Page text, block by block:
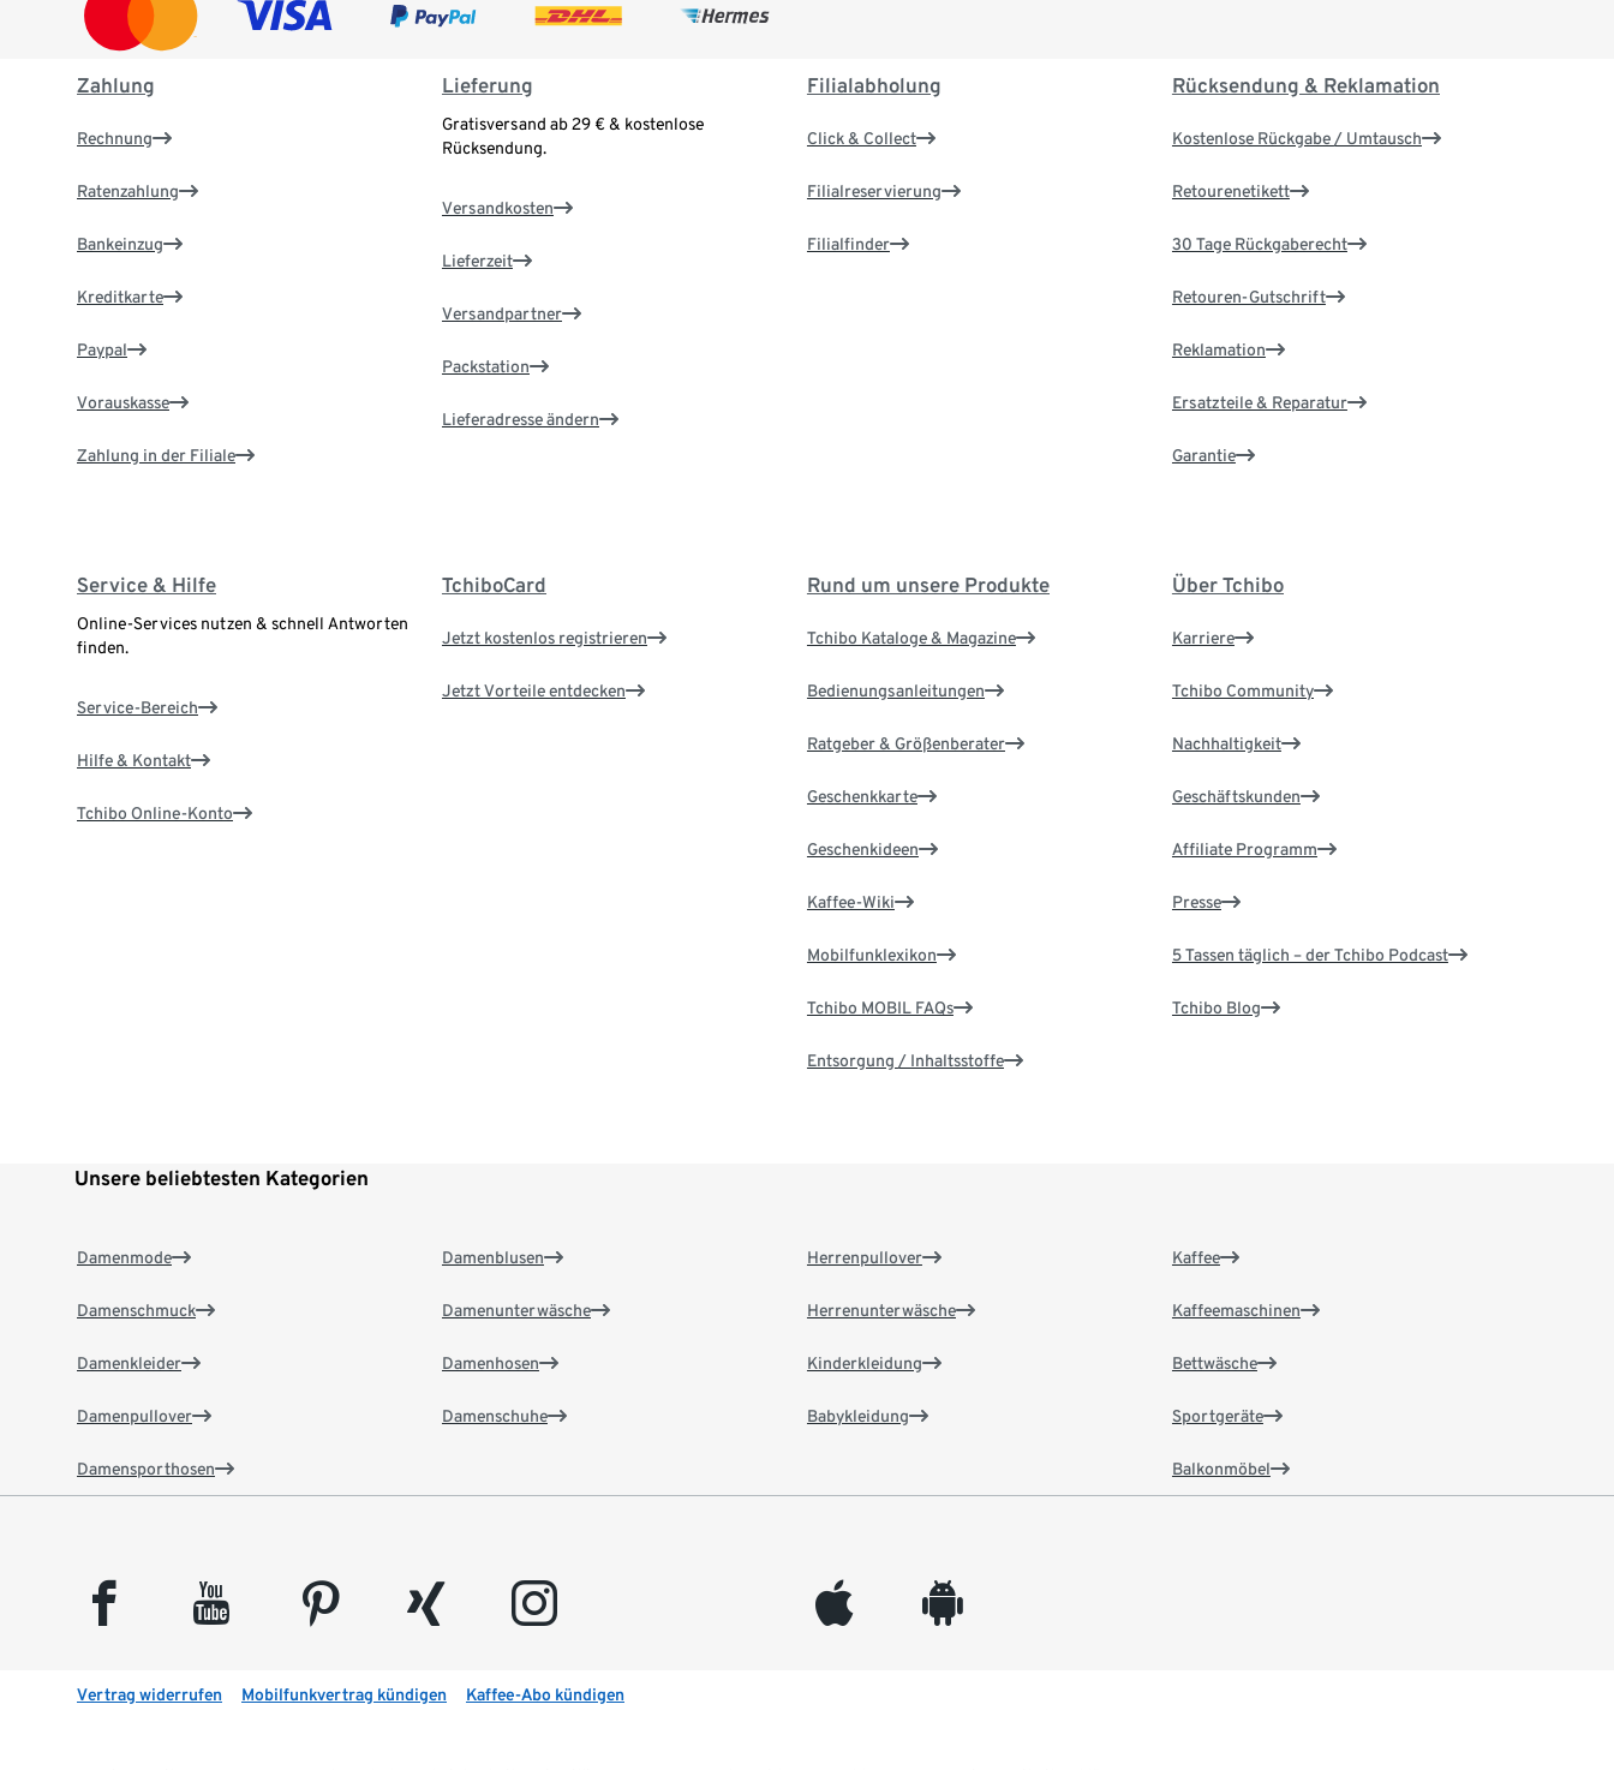
Zahlung
Rechnung
Ratenzahlung
Bankeinzug
Kreditkarte
Paypal
Vorauskasse
Zahlung in der Filiale
Lieferung
Gratisversand ab 29 € & kostenlose
Rücksendung.
Versandkosten
Lieferzeit
Versandpartner
Packstation
Lieferadresse ändern
Filialabholung
Click & Collect
Filialreservierung
Filialfinder
Rücksendung & Reklamation
Kostenlose Rückgabe / Umtausch
Retourenetikett
30 Tage Rückgaberecht
Retouren-Gutschrift
Reklamation
Ersatzteile & Reparatur
Garantie
Service & Hilfe
Online-Services nutzen & schnell Antworten
finden.
Service-Bereich
Hilfe & Kontakt
Tchibo Online-Konto
TchiboCard
Jetzt kostenlos registrieren
Jetzt Vorteile entdecken
Rund um unsere Produkte
Tchibo Kataloge & Magazine
Bedienungsanleitungen
Ratgeber & Größenberater
Geschenkkarte
Geschenkideen
Kaffee-Wiki
Mobilfunklexikon
Tchibo MOBIL FAQs
Entsorgung / Inhaltsstoffe
Über Tchibo
Karriere
Tchibo Community
Nachhaltigkeit
Geschäftskunden
Affiliate Programm
Presse
5 Tassen täglich – der Tchibo Podcast
Tchibo Blog
Unsere beliebtesten Kategorien
Damenmode
Damenschmuck
Damenkleider
Damenpullover
Damensporthosen
Damenblusen
Damenunterwäsche
Damenhosen
Damenschuhe
Herrenpullover
Herrenunterwäsche
Kinderkleidung
Babykleidung
Kaffee
Kaffeemaschinen
Bettwäsche
Sportgeräte
Balkonmöbel
facebook youtube pinterest xing instagram appleinc android
Vertrag widerrufen Mobilfunkvertrag kündigen Kaffee-Abo kündigen